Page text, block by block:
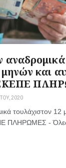
αναδρομικά
και
2020
τουλάχιστον 12
ΠΛΗΡΩΜΕΣ - Όλες